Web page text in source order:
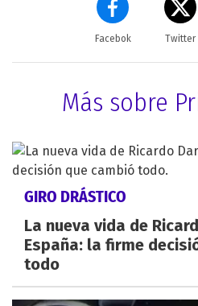
Facebok Twitter
Más sobre
GIRO DRÁSTICO
La nueva vida de
España: la firme
todo